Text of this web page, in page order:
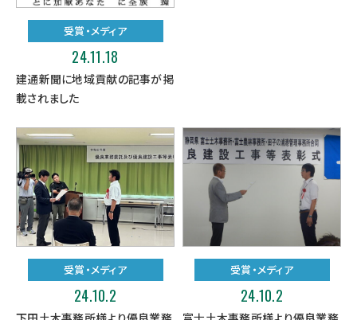
受賞・メディア
24.11.18
建通新聞に地域貢献の記事が掲
載されました
受賞・メディア
24.10.2
受賞・メディア
24.10.2